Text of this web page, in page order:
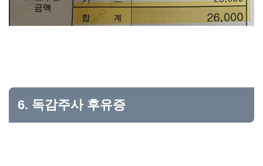
6. 독감주사 후유증